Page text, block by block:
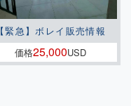
【緊急】ボレイ販売情報
価格25,000USD